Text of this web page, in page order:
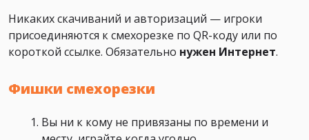
Никаких скачиваний и авторизаций — игроки
присоединяются к смехорезке по QR-коду или по
короткой ссылке. Обязательно нужен Интернет.
Фишки смехорезки
Вы ни к кому не привязаны по времени и